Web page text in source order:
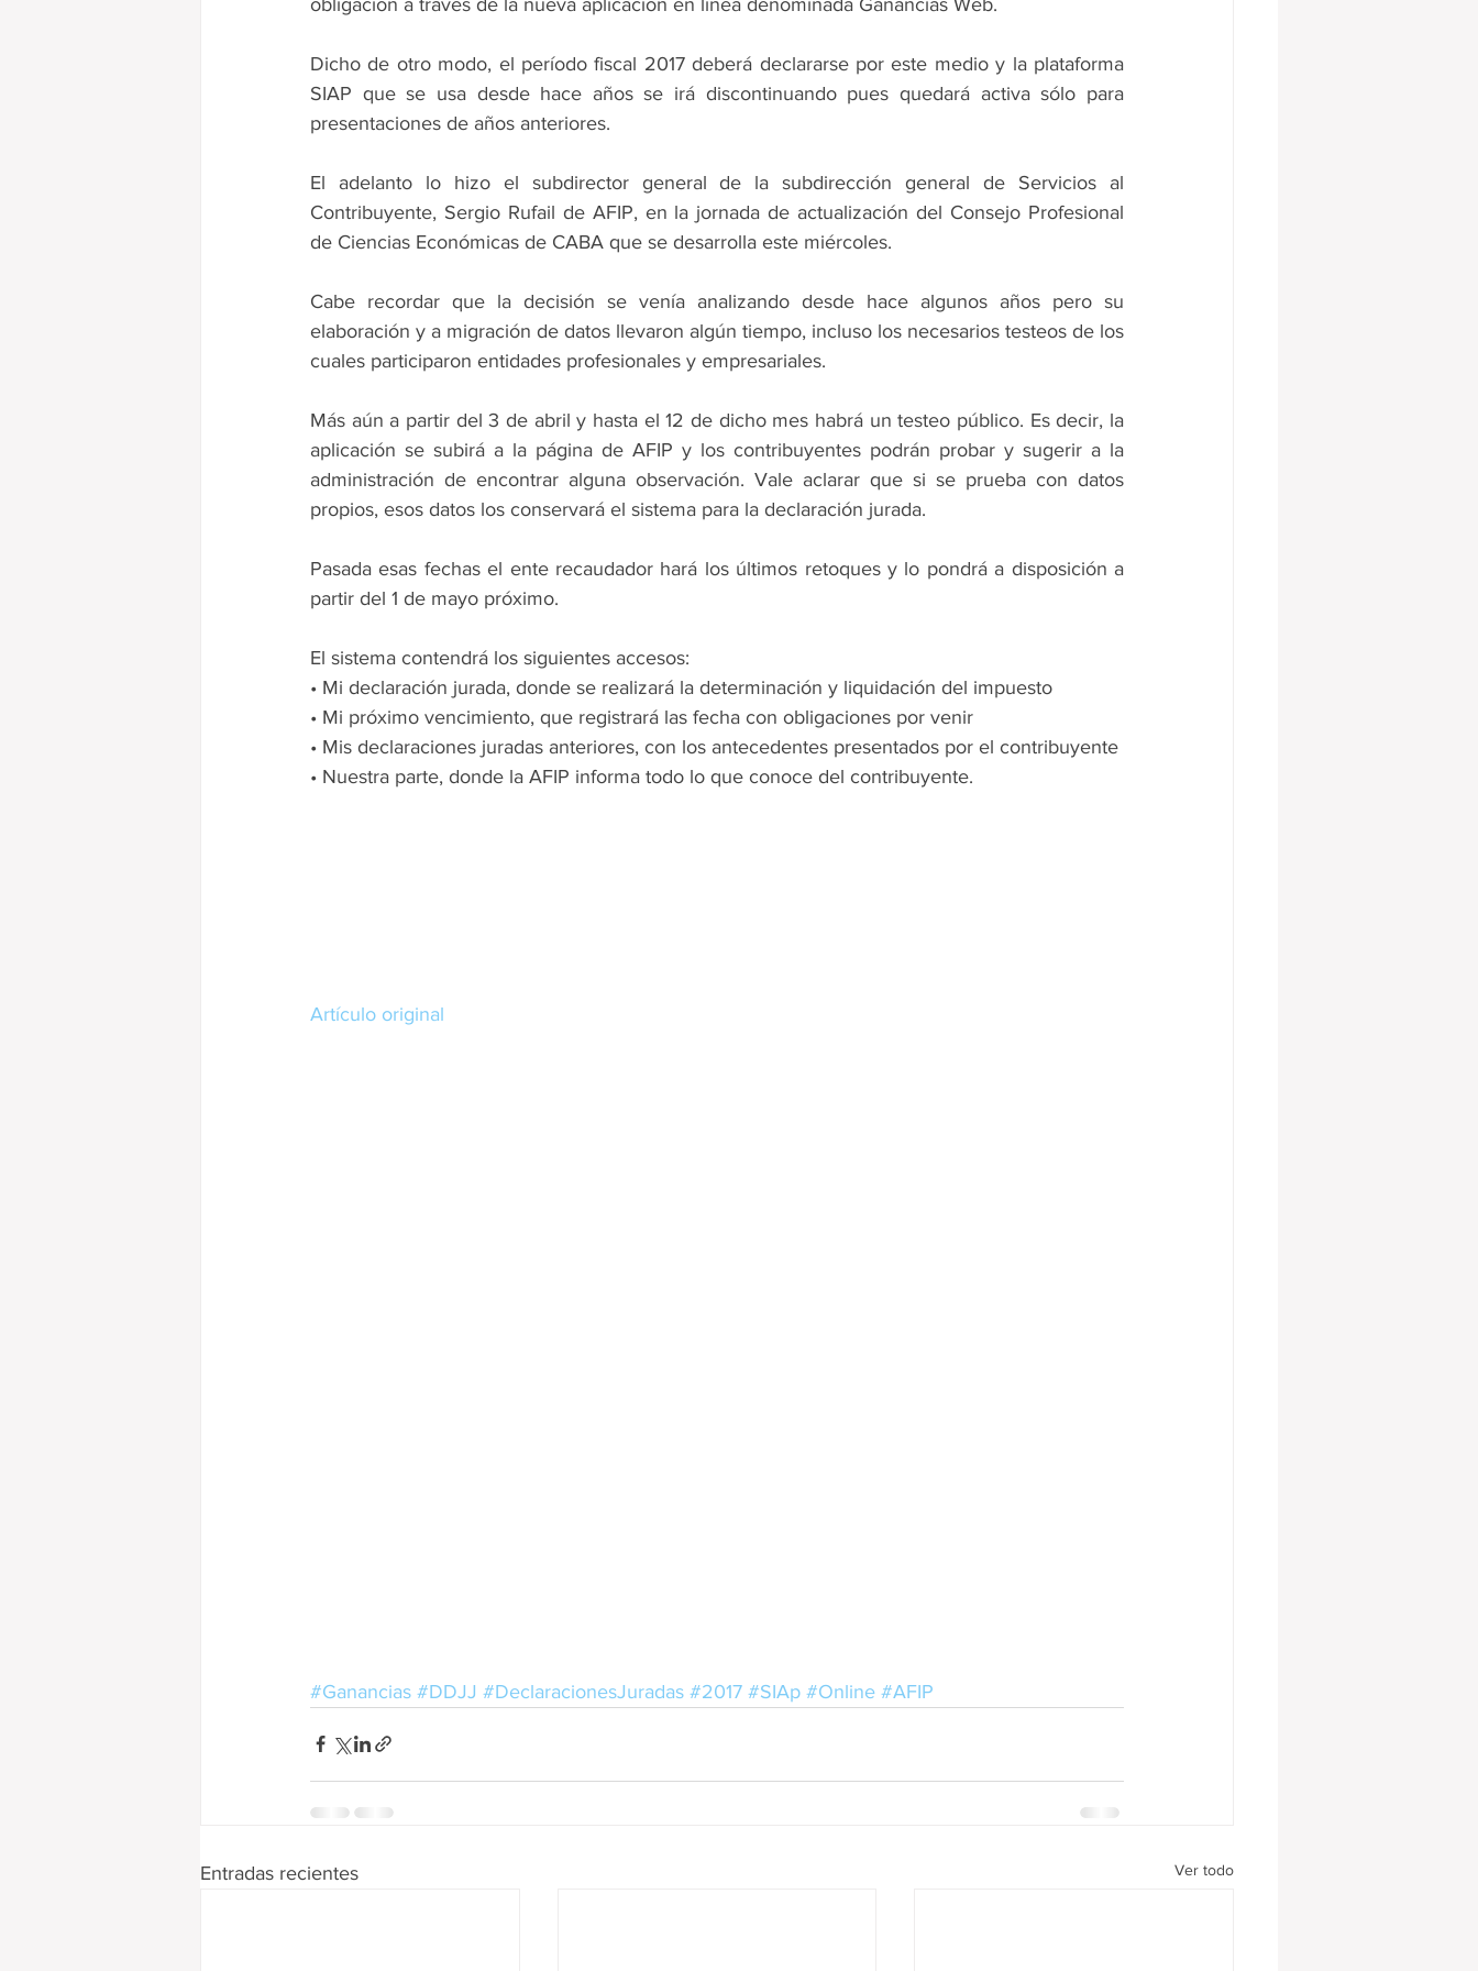
obligación a través de la nueva aplicación en línea denominada Ganancias Web.
Dicho de otro modo, el período fiscal 2017 deberá declararse por este medio y la plataforma
SIAP que se usa desde hace años se irá discontinuando pues quedará activa sólo para
presentaciones de años anteriores.
El adelanto lo hizo el subdirector general de la subdirección general de Servicios al
Contribuyente, Sergio Rufail de AFIP, en la jornada de actualización del Consejo Profesional
de Ciencias Económicas de CABA que se desarrolla este miércoles.
Cabe recordar que la decisión se venía analizando desde hace algunos años pero su
elaboración y a migración de datos llevaron algún tiempo, incluso los necesarios testeos de los
cuales participaron entidades profesionales y empresariales.
Más aún a partir del 3 de abril y hasta el 12 de dicho mes habrá un testeo público. Es decir, la
aplicación se subirá a la página de AFIP y los contribuyentes podrán probar y sugerir a la
administración de encontrar alguna observación. Vale aclarar que si se prueba con datos
propios, esos datos los conservará el sistema para la declaración jurada.
Pasada esas fechas el ente recaudador hará los últimos retoques y lo pondrá a disposición a
partir del 1 de mayo próximo.
El sistema contendrá los siguientes accesos:
• Mi declaración jurada, donde se realizará la determinación y liquidación del impuesto
• Mi próximo vencimiento, que registrará las fecha con obligaciones por venir
• Mis declaraciones juradas anteriores, con los antecedentes presentados por el contribuyente
• Nuestra parte, donde la AFIP informa todo lo que conoce del contribuyente.
Artículo original
#Ganancias #DDJJ #DeclaracionesJuradas #2017 #SIAp #Online #AFIP
Entradas recientes Ver todo